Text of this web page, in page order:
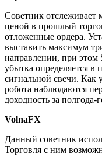
Советник
ценой в прошлый
отложенные ордера.
выставить максимум
направлении, при этом
убытка определяется
сигнальной свечи. Как
робота наблюдаются
доходность за полгода-
VolnaFX
Данный советник
Торговля с ним